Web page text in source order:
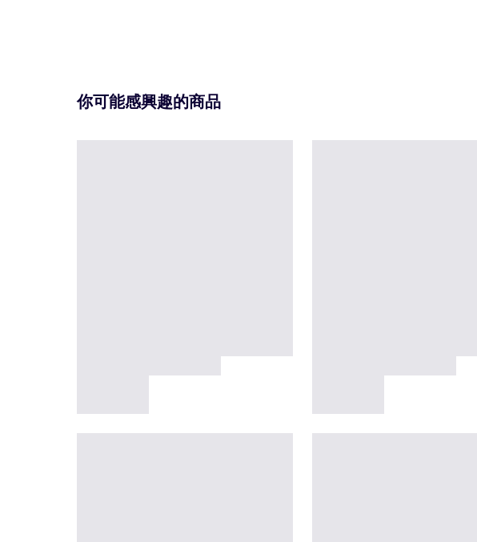
你可能感興趣的商品